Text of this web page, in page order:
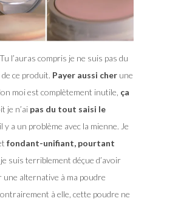
l’auras compris je ne suis pas du
ce produit. Payer aussi cherune
moi est complètement inutile, ça
je n’ai pas du tout saisi le
a un problème avec la mienne. Je
fondant-unifiant, pourtant
suis terriblement déçue d’avoir
alternative à ma poudre
à elle, cette poudre ne